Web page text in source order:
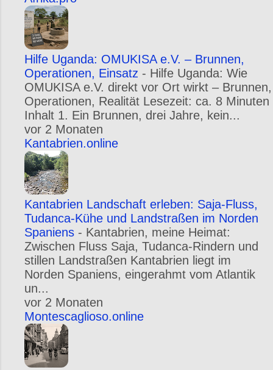
Hilfe Uganda: OMUKISA e.V. – Brunnen,
Operationen, Einsatz - Hilfe Uganda: Wie
OMUKISA e.V. direkt vor Ort wirkt – Brunnen,
Operationen, Realität Lesezeit: ca. 8 Minuten
Inhalt 1. Ein Brunnen, drei Jahre, kein...
vor 2 Monaten
Kantabrien.online
Kantabrien Landschaft erleben: Saja-Fluss,
Tudanca-Kühe und Landstraßen im Norden
Spaniens - Kantabrien, meine Heimat:
Zwischen Fluss Saja, Tudanca-Rindern und
stillen Landstraßen Kantabrien liegt im
Norden Spaniens, eingerahmt vom Atlantik
un...
vor 2 Monaten
Montescaglioso.online